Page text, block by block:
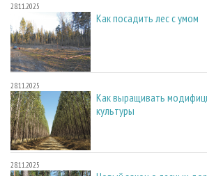
28.11.2025
Как посадить лес с умом
28.11.2025
Как выращивать
культуры
28.11.2025